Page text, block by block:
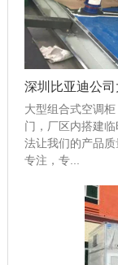
深圳比亚迪公
大型组合式空调
门，厂区内搭建
法让我们的产品
专注，专...